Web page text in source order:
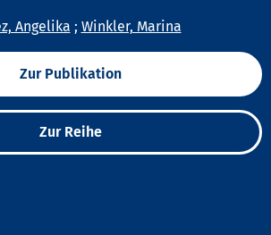
Angelika ; Winkler, Marina
Zur Publikation
Zur Reihe